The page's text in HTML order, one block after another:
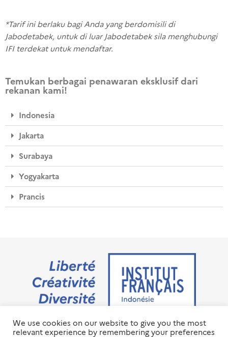
*Tarif ini berlaku bagi Anda yang berdomisili di
Jabodetabek, untuk di luar Jabodetabek sila menghubungi
IFI terdekat untuk mendaftar.
Temukan berbagai penawaran eksklusif dari
rekanan kami!
Indonesia
Jakarta
Surabaya
Yogyakarta
Prancis
Jalan M.H. Thamrin No. 20 Jakarta Pusat 10350
+6221 23 55 79 00
We use cookies on our website to give you the most
relevant experience by remembering your preferences